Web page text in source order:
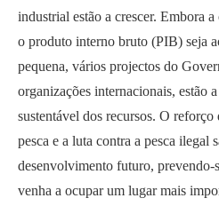
industrial estão a crescer. Embora
o produto interno bruto (PIB) seja
pequena, vários projectos do
organizações internacionais, estão
sustentável dos recursos. O
pesca e a luta contra a pesca ilegal
desenvolvimento futuro, prevendo-
venha a ocupar um lugar mais